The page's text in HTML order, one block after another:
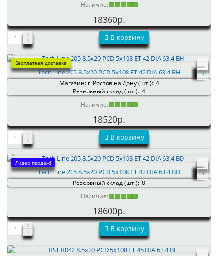
Наличие:
18360р.
В корзину
Бесплатная доставка
Tech Line 205 8.5x20 PCD 5x108 ET 42 DIA 63.4 BH
Магазин: г. Ростов на Дону (шт.): 4
Резервный склад (шт.): 4
Наличие:
18520р.
В корзину
Лидер продаж!
Tech Line 205 8.5x20 PCD 5x108 ET 42 DIA 63.4 BD
Резервный склад (шт.): 8
Наличие:
18600р.
В корзину